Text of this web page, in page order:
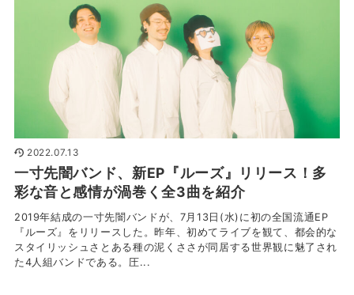
2022.07.13
一寸先闇バンド、新EP『ルーズ』リリース！多
彩な音と感情が渦巻く全3曲を紹介
2019年結成の一寸先闇バンドが、7月13日(水)に初の全国流通EP
『ルーズ』をリリースした。昨年、初めてライブを観て、都会的な
スタイリッシュさとある種の泥くささが同居する世界観に魅了され
た4人組バンドである。圧...